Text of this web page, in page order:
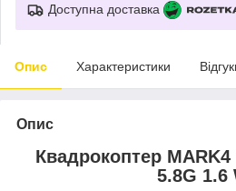
Доступна доставка
Опис Характеристики
Опис
Квадрокоптер
5.8G 1.6